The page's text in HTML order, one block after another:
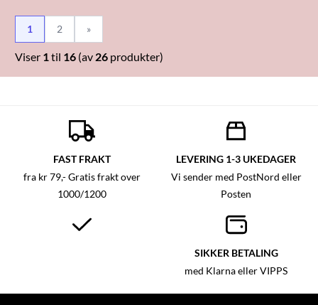
1 2 »
Viser 1til 16 (av 26 produkter)
FAST FRAKT
fra kr 79,- Gratis frakt over
1000/1200
LEVERING 1-3 UKEDAGER
Vi sender med PostNord eller
Posten
SIKKER BETALING
med Klarna eller VIPPS